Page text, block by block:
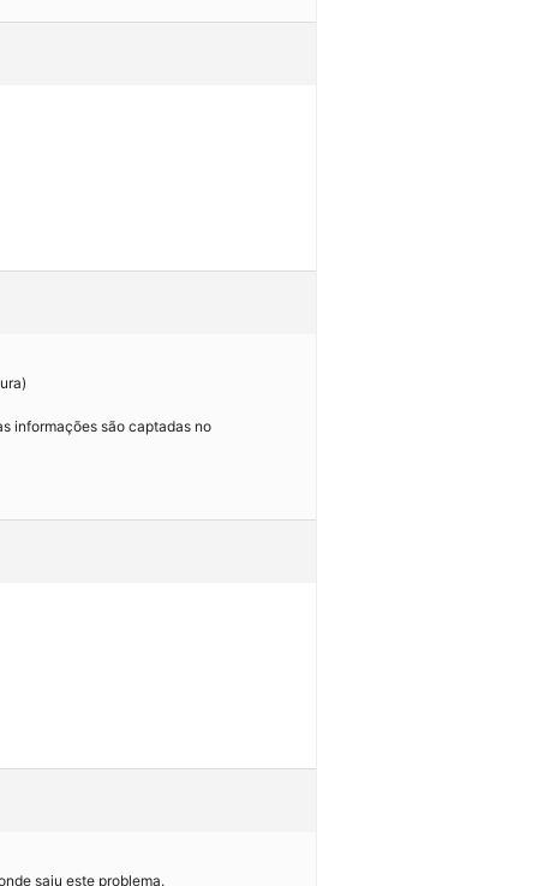
informações são captadas no
saiu este problema.